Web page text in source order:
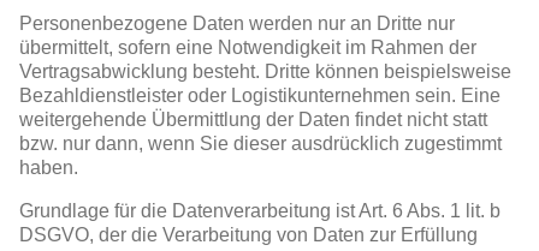
Personenbezogene Daten werden nur an Dritte nur
übermittelt, sofern eine Notwendigkeit im Rahmen der
Vertragsabwicklung besteht. Dritte können beispielsweise
Bezahldienstleister oder Logistikunternehmen sein. Eine
weitergehende Übermittlung der Daten findet nicht statt
bzw. nur dann, wenn Sie dieser ausdrücklich zugestimmt
haben.
Grundlage für die Datenverarbeitung ist Art. 6 Abs. 1 lit. b
DSGVO, der die Verarbeitung von Daten zur Erfüllung